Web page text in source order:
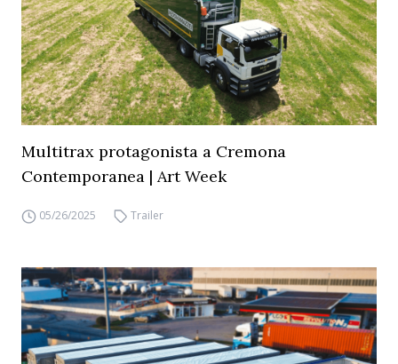
Multitrax protagonista a Cremona
Contemporanea | Art Week
05/26/2025 Trailer